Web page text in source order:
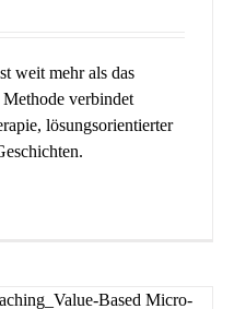
weit mehr als das
verbindet
lösungsorientierter